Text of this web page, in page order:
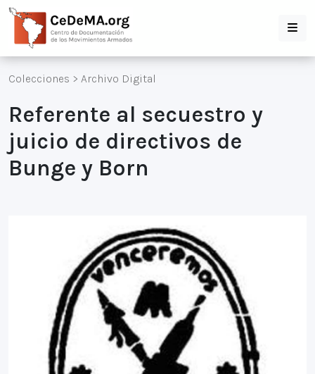
Colecciones > Archivo Digital
Referente al secuestro y
juicio de directivos de
Bunge y Born